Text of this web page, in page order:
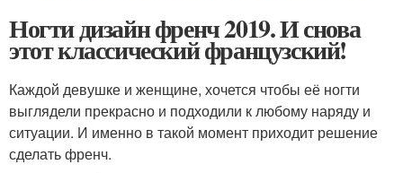
Ногти дизайн френч 2019. И снова
этот классический французский!
Каждой девушке и женщине, хочется чтобы её ногти
выглядели прекрасно и подходили к любому наряду и
ситуации. И именно в такой момент приходит решение
сделать френч.